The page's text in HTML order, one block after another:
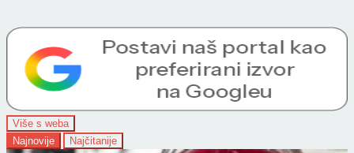
Više s weba
Najnovije
Najčitanije